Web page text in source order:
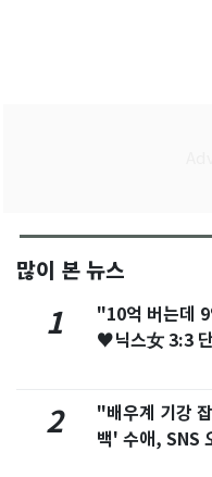
많이 본 뉴스
1
"10억 버는데
♥닉스女 3:3
2
"배우계 기강
백' 수애, SNS